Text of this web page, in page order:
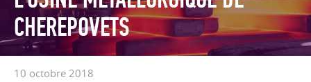
CHEREPOVETS
10 octobre 2018